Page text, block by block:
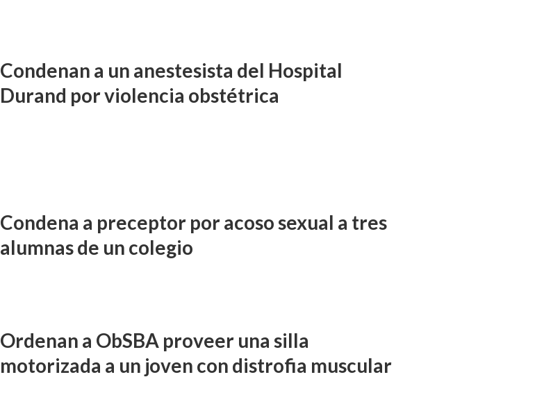
Condenan a un anestesista del Hospital
Durand por violencia obstétrica
Condena a preceptor por acoso sexual a tres
alumnas de un colegio
Ordenan a ObSBA proveer una silla
motorizada a un joven con distrofia muscular